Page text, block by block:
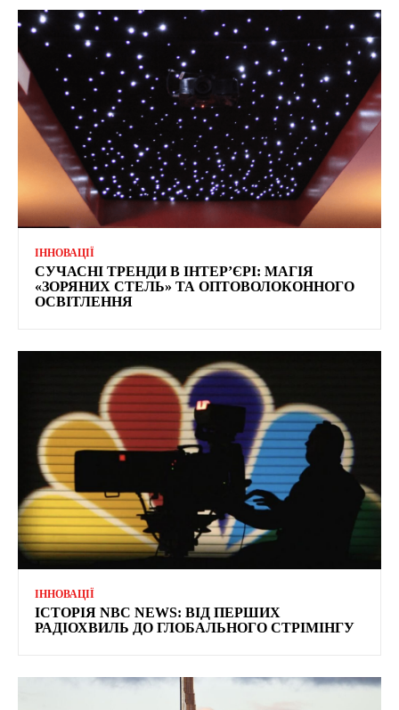
ІННОВАЦІЇ
СУЧАСНІ ТРЕНДИ В ІНТЕР’ЄРІ: МАГІЯ
«ЗОРЯНИХ СТЕЛЬ» ТА ОПТОВОЛОКОННОГО
ОСВІТЛЕННЯ
ІННОВАЦІЇ
ІСТОРІЯ NBC NEWS: ВІД ПЕРШИХ
РАДІОХВИЛЬ ДО ГЛОБАЛЬНОГО СТРІМІНГУ